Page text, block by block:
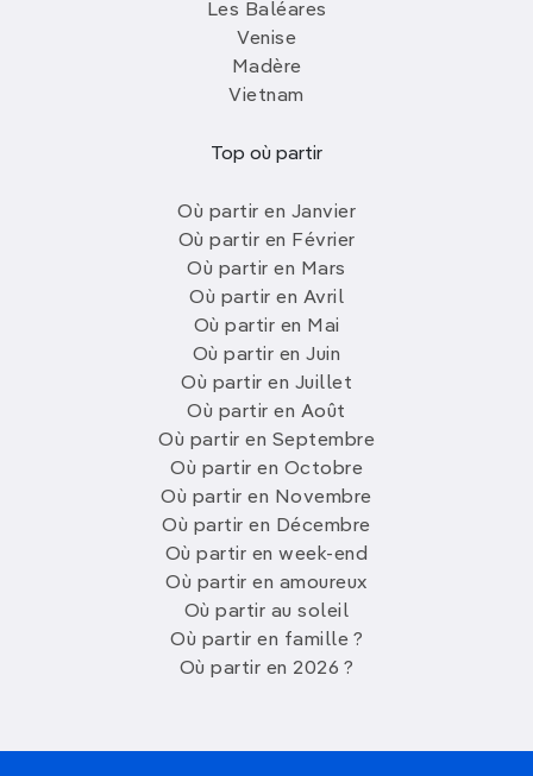
Les Baléares
Venise
Madère
Vietnam
Top où partir
Où partir en Janvier
Où partir en Février
Où partir en Mars
Où partir en Avril
Où partir en Mai
Où partir en Juin
Où partir en Juillet
Où partir en Août
Où partir en Septembre
Où partir en Octobre
Où partir en Novembre
Où partir en Décembre
Où partir en week-end
Où partir en amoureux
Où partir au soleil
Où partir en famille ?
Où partir en 2026 ?